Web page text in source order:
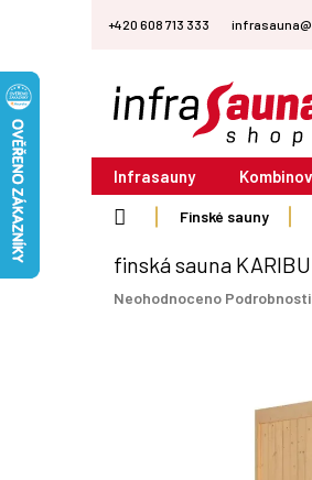
+420 608 713 333
Infrasauny
Finské sauny
finská sauna
Průměrné
Neohodnoceno